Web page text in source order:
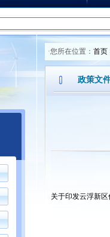
·您所在位置： 首页
政策文
关于印发云浮新